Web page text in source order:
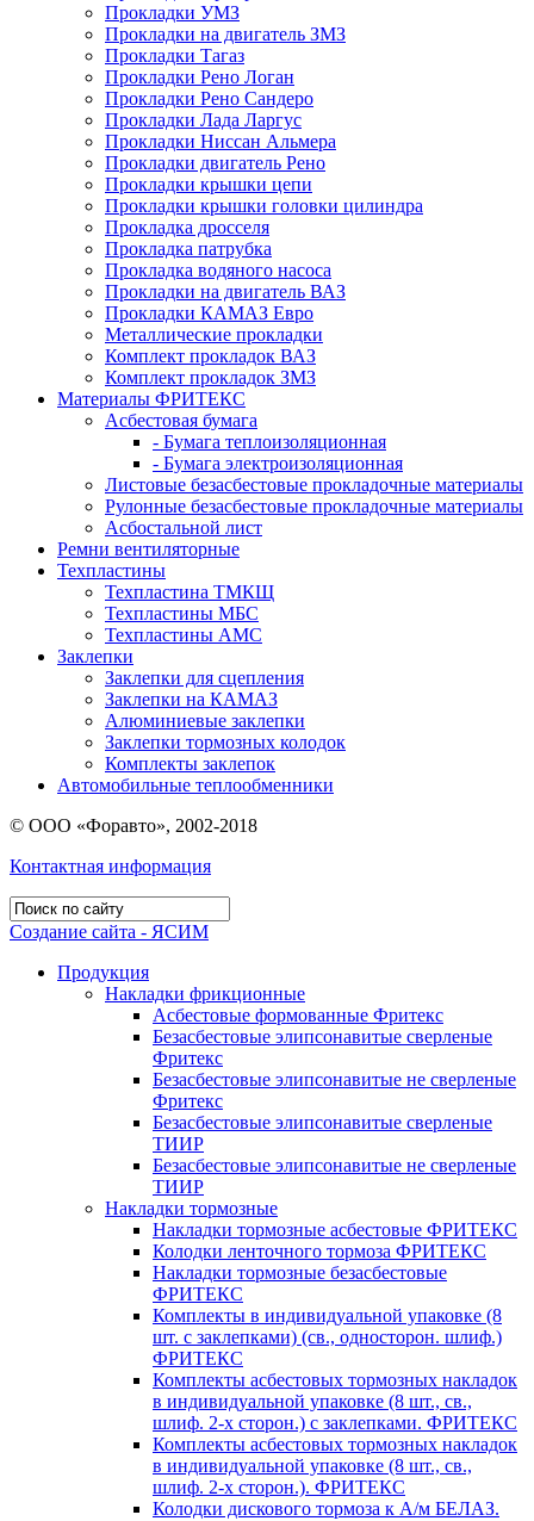
Прокладки УМЗ
Прокладки на двигатель ЗМЗ
Прокладки Тагаз
Прокладки Рено Логан
Прокладки Рено Сандеро
Прокладки Лада Ларгус
Прокладки Ниссан Альмера
Прокладки двигатель Рено
Прокладки крышки цепи
Прокладки крышки головки цилиндра
Прокладка дросселя
Прокладка патрубка
Прокладка водяного насоса
Прокладки на двигатель ВАЗ
Прокладки КАМАЗ Евро
Металлические прокладки
Комплект прокладок ВАЗ
Комплект прокладок ЗМЗ
Материалы ФРИТЕКС
Асбестовая бумага
- Бумага теплоизоляционная
- Бумага электроизоляционная
Листовые безасбестовые прокладочные материалы
Рулонные безасбестовые прокладочные материалы
Асбостальной лист
Ремни вентиляторные
Техпластины
Техпластина ТМКЩ
Техпластины МБС
Техпластины АМС
Заклепки
Заклепки для сцепления
Заклепки на КАМАЗ
Алюминиевые заклепки
Заклепки тормозных колодок
Комплекты заклепок
Автомобильные теплообменники
© ООО «Форавто», 2002-2018
Контактная информация
Создание сайта - ЯСИМ
Продукция
Накладки фрикционные
Асбестовые формованные Фритекс
Безасбестовые элипсонавитые сверленые
Фритекс
Безасбестовые элипсонавитые не сверленые
Фритекс
Безасбестовые элипсонавитые сверленые
ТИИР
Безасбестовые элипсонавитые не сверленые
ТИИР
Накладки тормозные
Накладки тормозные асбестовые ФРИТЕКС
Колодки ленточного тормоза ФРИТЕКС
Накладки тормозные безасбестовые
ФРИТЕКС
Комплекты в индивидуальной упаковке (8
шт. с заклепками) (св., односторон. шлиф.)
ФРИТЕКС
Комплекты асбестовых тормозных накладок
в индивидуальной упаковке (8 шт., св.,
шлиф. 2-х сторон.) c заклепками. ФРИТЕКС
Комплекты асбестовых тормозных накладок
в индивидуальной упаковке (8 шт., св.,
шлиф. 2-х сторон.). ФРИТЕКС
Колодки дискового тормоза к А/м БЕЛАЗ.